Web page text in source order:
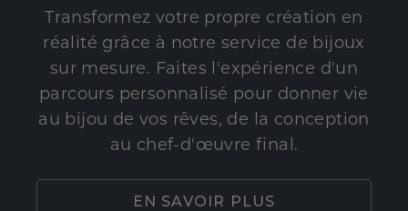
Transformez votre propre création en
réalité grâce à notre service de bijoux
sur mesure. Faites l'expérience d'un
parcours personnalisé pour donner vie
au bijou de vos rêves, de la conception
au chef-d'œuvre final.
EN SAVOIR PLUS